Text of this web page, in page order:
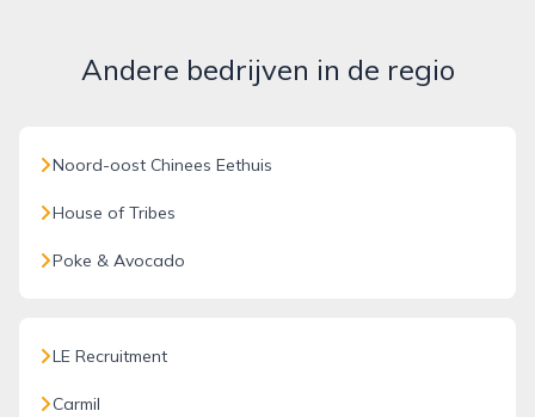
Andere bedrijven in de regio
Noord-oost Chinees Eethuis
House of Tribes
Poke & Avocado
LE Recruitment
Carmil